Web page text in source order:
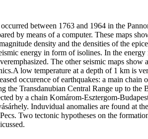
between 1763 and 1964 in the
by means of a computer. These maps
density and the densities of the
energy in form of isolines. In the energy
The other seismic maps show
low temperature at a depth of 1 km is
occurence of earthquakes: a main chain
the Transdanubian Central Range up to the
by a chain Komárom-Esztergom-
Induvidual anomalies are found at
Two tectonic hypotheses on the